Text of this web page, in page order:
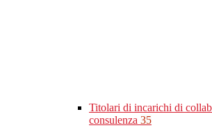
Titolari di incarichi di
consulenza 35